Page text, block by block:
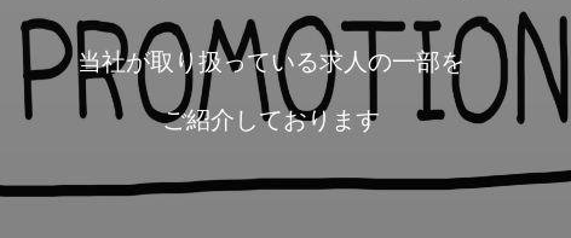
当社が取り扱っている求人の一部を
ご紹介しております